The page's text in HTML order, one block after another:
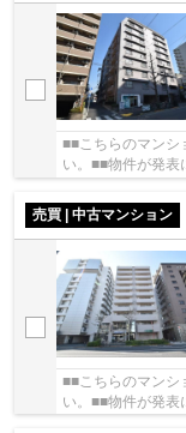
■■こちらのマンシ
い。■■物件が発表
売買 | 中古マンション
■■こちらのマンシ
い。■■物件が発表